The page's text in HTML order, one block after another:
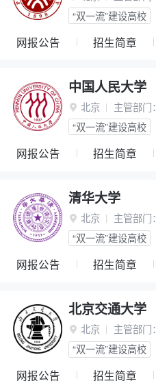
“双一流”建设高校
网报公告 招生简章
中国人民大学
 北京 主管部门：
“双一流”建设高校
网报公告 招生简章
清华大学
 北京 主管部门：
“双一流”建设高校
网报公告 招生简章
北京交通大学
 北京 主管部门：
“双一流”建设高校
网报公告 招生简章